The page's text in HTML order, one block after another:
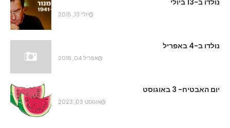
נולדו ב-13 ביולי
יולי 13, 2015
נולדו ב-4 באפריל
אפריל 04, 2015
יום האבטיח- 3 באוגוסט
אוגוסט 03, 2023